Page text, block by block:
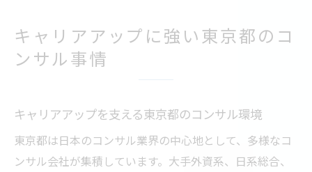
キャリアアップに強い東京都のコ
ンサル事情
キャリアアップを支える東京都のコンサル環境
東京都は日本のコンサル業界の中心地として、多様なコ
ンサル会社が集積しています。大手外資系、日系総合、